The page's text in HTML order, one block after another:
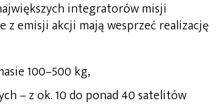
integratorów misji
emisji akcji mają wesprzeć realizację
100–500 kg,
– z ok. 10 do ponad 40 satelitów